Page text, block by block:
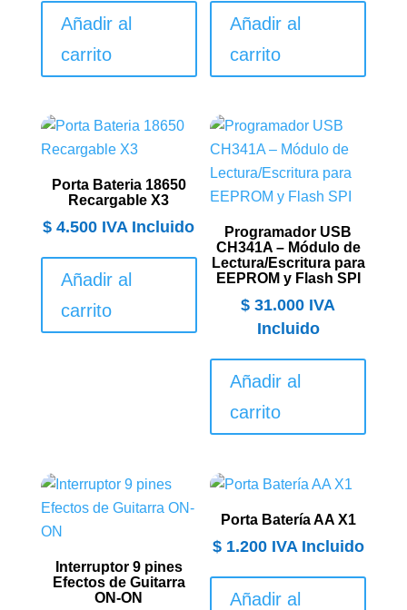
Añadir al
carrito
Añadir al
carrito
Porta Bateria 18650
Recargable X3
$ 4.500 IVA Incluido
Añadir al
carrito
Programador USB
CH341A – Módulo de
Lectura/Escritura para
EEPROM y Flash SPI
$ 31.000 IVA
Incluido
Añadir al
carrito
Interruptor 9 pines
Efectos de Guitarra
ON-ON
Porta Batería AA X1
$1.200 IVA Incluido
Añadir al